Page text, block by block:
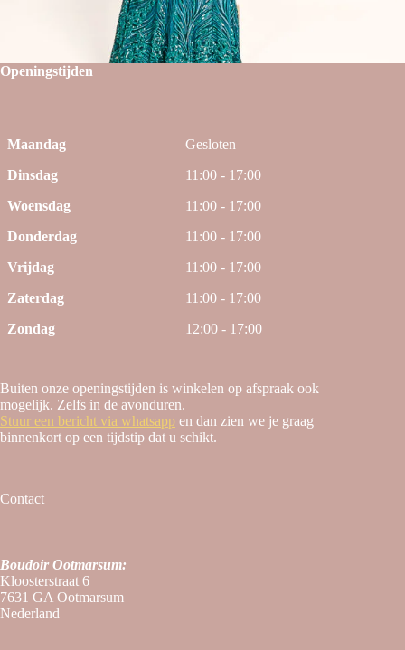
Openingstijden
Maandag
Gesloten
Dinsdag
11:00 - 17:00
Woensdag
11:00 - 17:00
Donderdag
11:00 - 17:00
Vrijdag
11:00 - 17:00
Zaterdag
11:00 - 17:00
Zondag
12:00 - 17:00
Buiten onze openingstijden is winkelen op afspraak ook
mogelijk. Zelfs in de avonduren.
Stuur een bericht via whatsapp en dan zien we je graag
binnenkort op een tijdstip dat u schikt.
Contact
Boudoir Ootmarsum:
Kloosterstraat 6
7631 GA Ootmarsum
Nederland